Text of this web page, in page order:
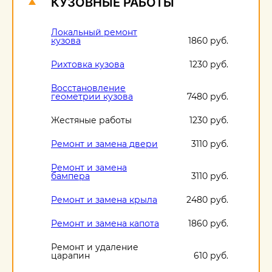
Локальный ремонт
кузова 1860 руб.
Рихтовка кузова 1230 руб.
Восстановление
геометрии кузова 7480 руб.
Жестяные работы 1230 руб.
Ремонт и замена двери 3110 руб.
Ремонт и замена
бампера 3110 руб.
Ремонт и замена крыла 2480 руб.
Ремонт и замена капота 1860 руб.
Ремонт и удаление
царапин 610 руб.